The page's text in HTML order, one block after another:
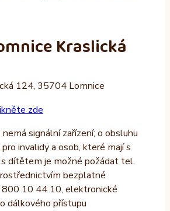
Kraslická
124, 35704 Lomnice
zde
signální zařízení; o obsluhu
invalidy a osob, které mají s
dítětem je možné požádat tel.
bezplatné
10 44 10, elektronické
dálkového přístupu